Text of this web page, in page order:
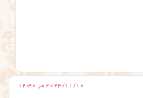
2023/11/10 در 12:40